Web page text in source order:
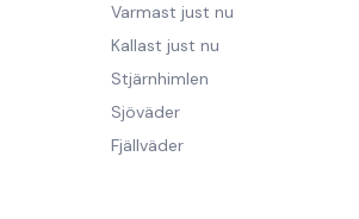
Varmast just nu
Kallast just nu
Stjärnhimlen
Sjöväder
Fjällväder